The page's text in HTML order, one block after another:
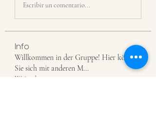
Escribir un comentario...
Info
Willkommen in der Gruppe! Hier können
Sie sich mit anderen M...
Weiterlesen